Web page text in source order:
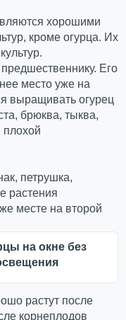
хорошими
кроме огурца. Их
Его
место уже на
выращивать огурец
брюква, тыква,
плохой
петрушка,
растения
месте на второй
на окне без
растут после
корнеплодов